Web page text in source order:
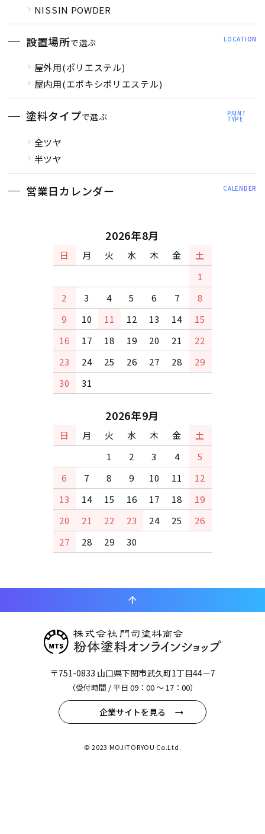
NISSIN POWDER
設置場所で選ぶ LOCATION
屋外用(ポリエステル)
屋内用(エポキシポリエステル)
塗料タイプで選ぶ PAINT
TYPE
全ツヤ
半ツヤ
営業日カレンダー CALENDER
2026年8月
日 月 火 水 木 金
土
1
2
3 4 5 6 7
8
9
10 11 12 13 14
15
16
17 18 19 20 21
22
23
24 25 26 27 28
29
30
31
2026年9月
日 月 火 水 木 金
土
1
2 3 4
5
6
7 8 9 10 11
12
13
14 15 16 17 18
19
20
21 22 23 24 25
26
27
28 29 30
arrow_upward
〒751-0833 山口県下関市武久町1丁目44－7
（受付時間 / 平日 09：00 〜 17：00）
企業サイトを見る
© 2023 MOJITORYOU Co.Ltd.